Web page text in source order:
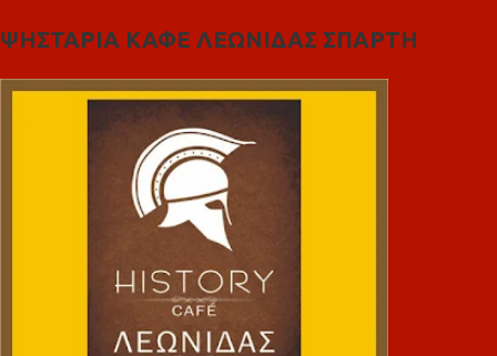
ΨΗΣΤΑΡΙΑ ΚΑΦΕ ΛΕΩΝΙΔΑΣ ΣΠΑΡΤΗ